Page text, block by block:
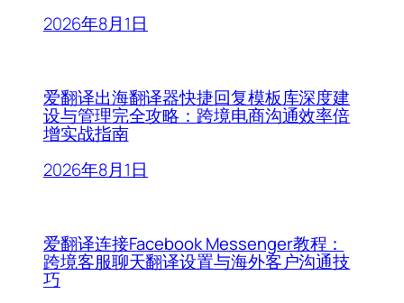
2026年8月1日
爱翻译出海翻译器快捷回复模板库深度建
设与管理完全攻略：跨境电商沟通效率倍
增实战指南
2026年8月1日
爱翻译连接Facebook Messenger教程：
跨境客服聊天翻译设置与海外客户沟通技
巧